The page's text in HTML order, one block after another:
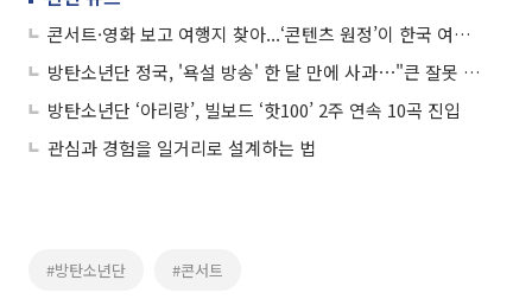
콘서트·영화 보고 여행지 찾아...‘콘텐츠 원정’이 한국 여행 공식(르포)
방탄소년단 정국, '욕설 방송' 한 달 만에 사과⋯"큰 잘못 모르겠지만 팬들에겐 미안"
방탄소년단 ‘아리랑’, 빌보드 ‘핫100’ 2주 연속 10곡 진입
관심과 경험을 일거리로 설계하는 법
#방탄소년단 #콘서트